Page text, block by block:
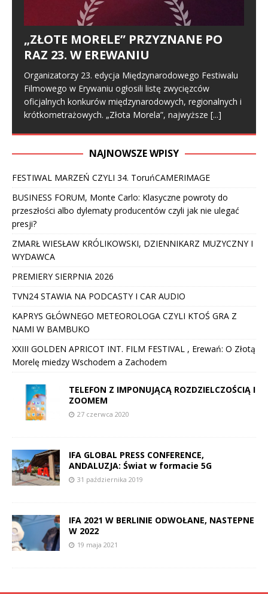
„ZŁOTE MORELE” PRZYZNANE PO
RAZ 23. W EREWANIU
Organizatorzy 23. edycja Międzynarodowego Festiwalu
Filmowego w Erywaniu ogłosili listę zwycięzców
oficjalnych konkurów międzynarodowych, regionalnych i
krótkometrażowych. „Złota Morela”, najwyższe [...]
NAJNOWSZE WPISY
FESTIWAL MARZEŃ CZYLI 34. ToruńCAMERIMAGE
BUSINESS FORUM, Monte Carlo: Klasyczne powroty do
przeszłości albo dylematy producentów czyli jak nie ulegać
presji?
ZMARŁ WIESŁAW KRÓLIKOWSKI, DZIENNIKARZ MUZYCZNY I
WYDAWCA
PREMIERY SIERPNIA 2026
TVN24 STAWIA NA PODCASTY I CAR AUDIO
KAPRYS GŁÓWNEGO METEOROLOGA CZYLI KTOŚ GRA Z
NAMI W BAMBUKO
XXIII GOLDEN APRICOT INT. FILM FESTIVAL , Erewań: O Złotą
Morelę miedzy Wschodem a Zachodem
TELEFON Z IMPONUJĄCĄ ROZDZIELCZOŚCIĄ I
ZOOMEM
27 czerwca 2020
IFA GLOBAL PRESS CONFERENCE,
ANDALUZJA: Świat w formacie 5G
31 października 2019
IFA 2021 W BERLINIE ODWOŁANE, NASTEPNE
W 2022
19 maja 2021